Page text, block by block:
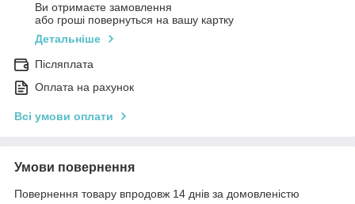
Ви отримаєте замовлення
або гроші повернуться на вашу картку
Детальніше
Післяплата
Оплата на рахунок
Всі умови оплати
Умови повернення
Повернення товару впродовж 14 днів за домовленістю